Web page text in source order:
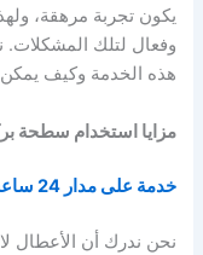
يكون تجربة مرهقة،
وفعال لتلك
هذه الخدمة وكيف
مزايا استخدام سطحة
خدمة على مدار 24 ساعة
نحن ندرك أن الأعطال